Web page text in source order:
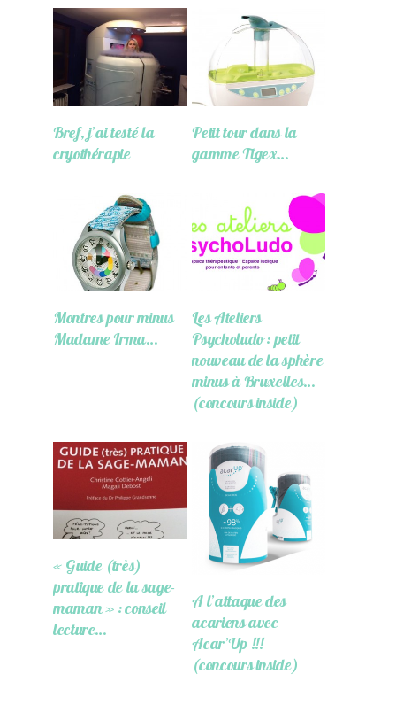
Bref, j’ai testé la
cryothérapie
Petit tour dans la
gamme Tigex…
Montres pour minus
Madame Irma…
Les Ateliers
Psycholudo : petit
nouveau de la sphère
minus à Bruxelles…
(concours inside)
« Guide (très)
pratique de la sage-
maman » : conseil
lecture…
A l’attaque des
acariens avec
Acar’Up !!!
(concours inside)